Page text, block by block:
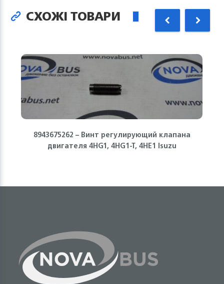
СХОЖІ ТОВАРИ
8943675262 – Винт регулирующий клапана
двигателя 4HG1, 4HG1-T, 4HE1 Isuzu